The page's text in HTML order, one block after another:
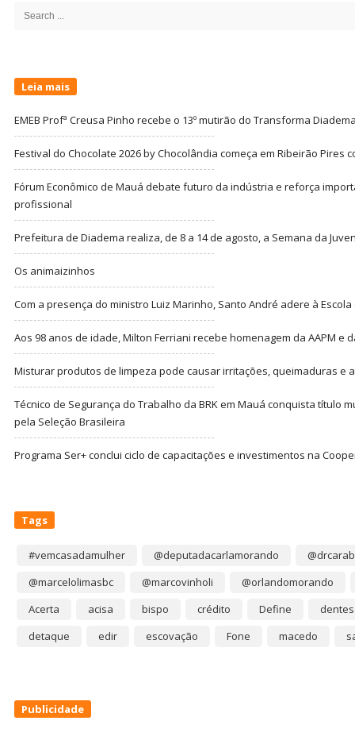
Search
Leia mais
EMEB Profª Creusa Pinho recebe o 13º mutirão do Transforma
Festival do Chocolate 2026 by Chocolândia começa em Ribeirão Pires
Fórum Econômico de Mauá debate futuro da indústria e reforça
profissional
Prefeitura de Diadema realiza, de 8 a 14 de agosto, a Semana da
Os animaizinhos
Com a presença do ministro Luiz Marinho, Santo André adere à
Aos 98 anos de idade, Milton Ferriani recebe homenagem da AAPM e
Misturar produtos de limpeza pode causar irritações, queimaduras e
Técnico de Segurança do Trabalho da BRK em Mauá conquista título
pela Seleção Brasileira
Programa Ser+ conclui ciclo de capacitações e investimentos na
Tags
#vemcasadamulher @deputadacarlamorando
@marcelolimasbc
@marcovinholi
@orlandomorando
Acerta
acisa bispo crédito Define
dentes
detaque
edir escovação Fone macedo
Publicidade